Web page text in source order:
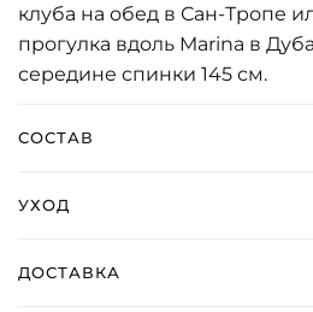
клуба на обед в Сан-Тропе
прогулка вдоль Marina в
середине спинки 145 см.
СОСТАВ
УХОД
ДОСТАВКА